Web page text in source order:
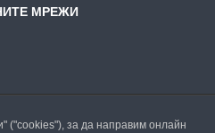
МРЕЖИ
("cookies"), за да направим онлайн